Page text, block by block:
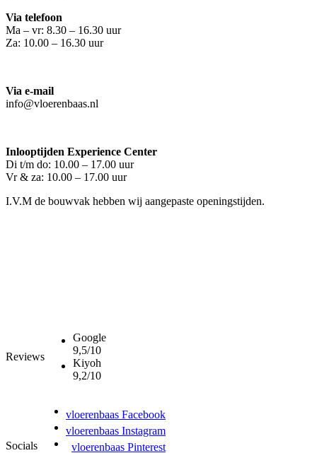
Via telefoon
Ma – vr: 8.30 – 16.30 uur
Za: 10.00 – 16.30 uur
Via e-mail
info@vloerenbaas.nl
Inlooptijden Experience Center
Di t/m do: 10.00 – 17.00 uur
Vr & za: 10.00 – 17.00 uur
I.V.M de bouwvak hebben wij aangepaste openingstijden.
Reviews
Google
9,5/10
Kiyoh
9,2/10
Socials
vloerenbaas Facebook
vloerenbaas Instagram
vloerenbaas Pinterest